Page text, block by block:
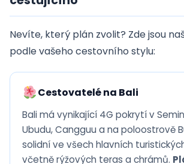
Nevíte, který plán zvolit? Zde jsou
podle vašeho cestovního stylu:
Cestovatelé na Bali
Bali má vynikající 4G pokrytí v
Ubudu, Cangguu a na poloostrově
solidní ve všech hlavních
včetně rýžových teras a chrámů.